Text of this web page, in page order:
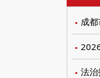
成都市
法治护航青